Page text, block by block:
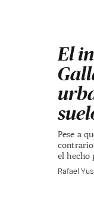
El
Pese a
contrario
el hecho
Rafael